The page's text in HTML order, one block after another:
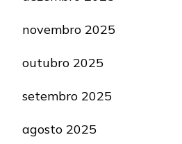
novembro 2025
outubro 2025
setembro 2025
agosto 2025